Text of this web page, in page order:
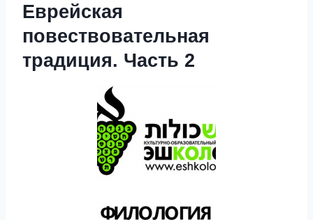
Еврейская
повествовательная
традиция. Часть 2